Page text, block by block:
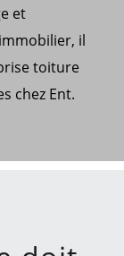
et
il
toiture
chez Ent.